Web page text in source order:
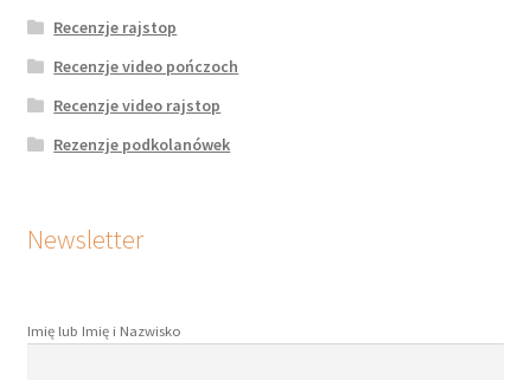
Recenzje rajstop
Recenzje video pończoch
Recenzje video rajstop
Rezenzje podkolanówek
Newsletter
Imię lub Imię i Nazwisko